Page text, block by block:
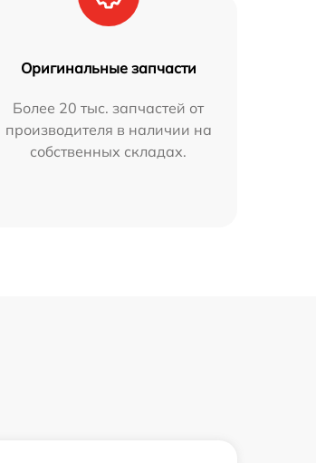
Оригинальные запчасти
Более 20 тыс. запчастей от
производителя в наличии на
собственных складах.